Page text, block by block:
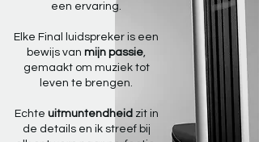
een ervaring.
Elke Final luidspreker is een
bewijs van mijn passie,
gemaakt om muziek tot
leven te brengen.
Echte uitmuntendheid zit in
de details en ik streef bij